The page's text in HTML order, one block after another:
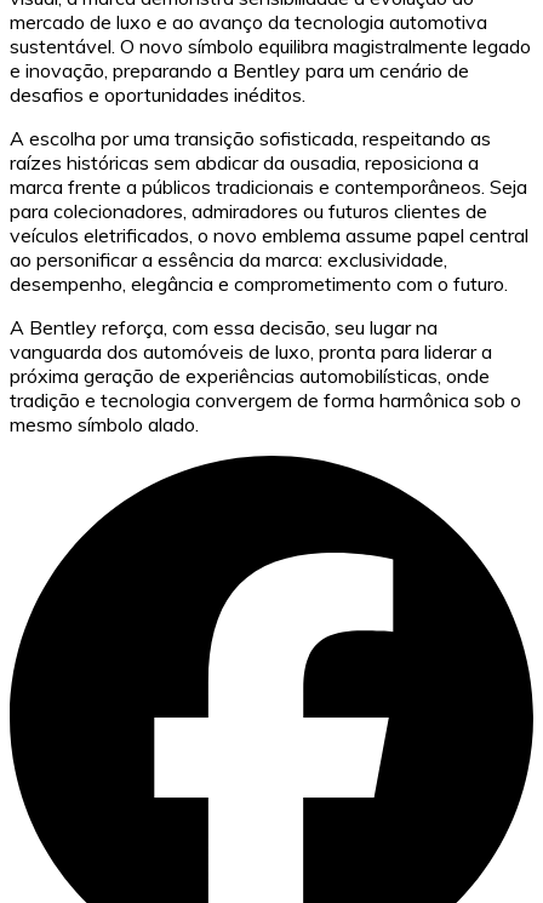
mercado de luxo e ao avanço da tecnologia automotiva
sustentável. O novo símbolo equilibra magistralmente legado
e inovação, preparando a Bentley para um cenário de
desafios e oportunidades inéditos.
A escolha por uma transição sofisticada, respeitando as
raízes históricas sem abdicar da ousadia, reposiciona a
marca frente a públicos tradicionais e contemporâneos. Seja
para colecionadores, admiradores ou futuros clientes de
veículos eletrificados, o novo emblema assume papel central
ao personificar a essência da marca: exclusividade,
desempenho, elegância e comprometimento com o futuro.
A Bentley reforça, com essa decisão, seu lugar na
vanguarda dos automóveis de luxo, pronta para liderar a
próxima geração de experiências automobilísticas, onde
tradição e tecnologia convergem de forma harmônica sob o
mesmo símbolo alado.